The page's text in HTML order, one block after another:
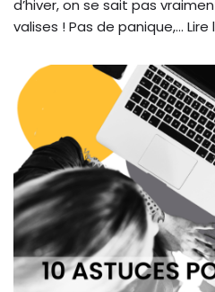
d’hiver, on se sait pas
valises ! Pas de panique,… Lire